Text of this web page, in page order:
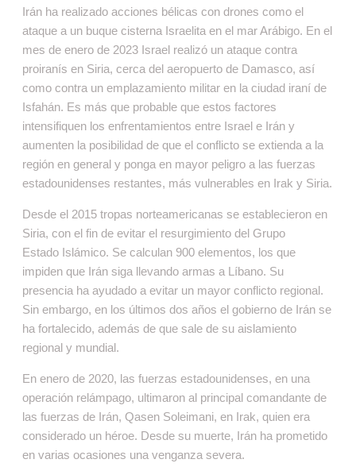
Irán ha realizado acciones bélicas con drones como el
ataque a un buque cisterna Israelita en el mar Arábigo. En el
mes de enero de 2023 Israel realizó un ataque contra
proiranís en Siria, cerca del aeropuerto de Damasco, así
como contra un emplazamiento militar en la ciudad iraní de
Isfahán. Es más que probable que estos factores
intensifiquen los enfrentamientos entre Israel e Irán y
aumenten la posibilidad de que el conflicto se extienda a la
región en general y ponga en mayor peligro a las fuerzas
estadounidenses restantes, más vulnerables en Irak y Siria.
Desde el 2015 tropas norteamericanas se establecieron en
Siria, con el fin de evitar el resurgimiento del Grupo
Estado Islámico. Se calculan 900 elementos, los que
impiden que Irán siga llevando armas a Líbano. Su
presencia ha ayudado a evitar un mayor conflicto regional.
Sin embargo, en los últimos dos años el gobierno de Irán se
ha fortalecido, además de que sale de su aislamiento
regional y mundial.
En enero de 2020, las fuerzas estadounidenses, en una
operación relámpago, ultimaron al principal comandante de
las fuerzas de Irán, Qasen Soleimani, en Irak, quien era
considerado un héroe. Desde su muerte, Irán ha prometido
en varias ocasiones una venganza severa.